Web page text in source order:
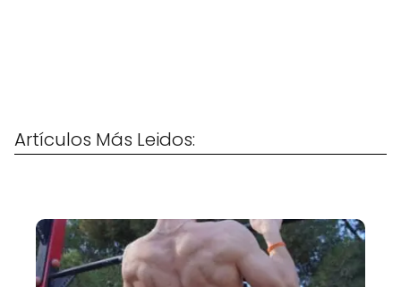
Artículos Más Leidos: